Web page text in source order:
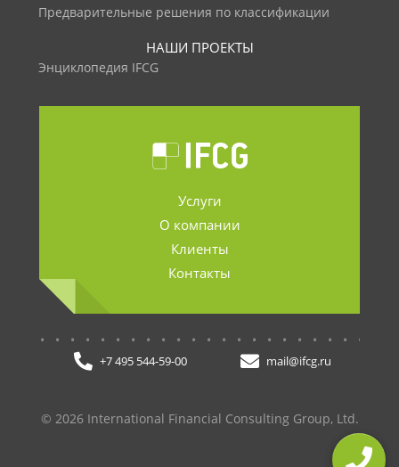
Предварительные решения по классификации
НАШИ ПРОЕКТЫ
Энциклопедия IFCG
Услуги
О компании
Клиенты
Контакты
+7 495 544-59-00 mail@ifcg.ru
© 2026 International Financial Consulting Group, Ltd.